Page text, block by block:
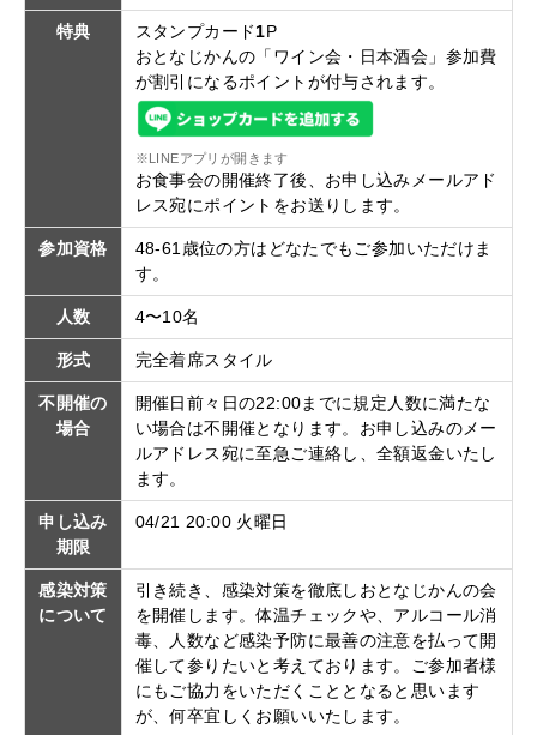
特典 スタンプカード1P
おとなじかんの「ワイン会・日本酒会」参加費
が割引になるポイントが付与されます。
※LINEアプリが開きます
お食事会の開催終了後、お申し込みメールアド
レス宛にポイントをお送りします。
参加資格
48-61歳位の方はどなたでもご参加いただけま
す。
人数 4〜10名
形式 完全着席スタイル
不開催の
場合
開催日前々日の22:00までに規定人数に満たな
い場合は不開催となります。お申し込みのメー
ルアドレス宛に至急ご連絡し、全額返金いたし
ます。
申し込み
期限
04/21 20:00 火曜日
感染対策
について
引き続き、感染対策を徹底しおとなじかんの会
を開催します。体温チェックや、アルコール消
毒、人数など感染予防に最善の注意を払って開
催して参りたいと考えております。ご参加者様
にもご協力をいただくこととなると思います
が、何卒宜しくお願いいたします。